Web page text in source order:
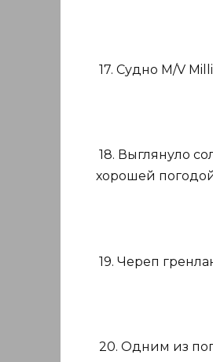
17. Судно M/V
18. Выглянуло
хорошей
19. Череп
20. Одним из